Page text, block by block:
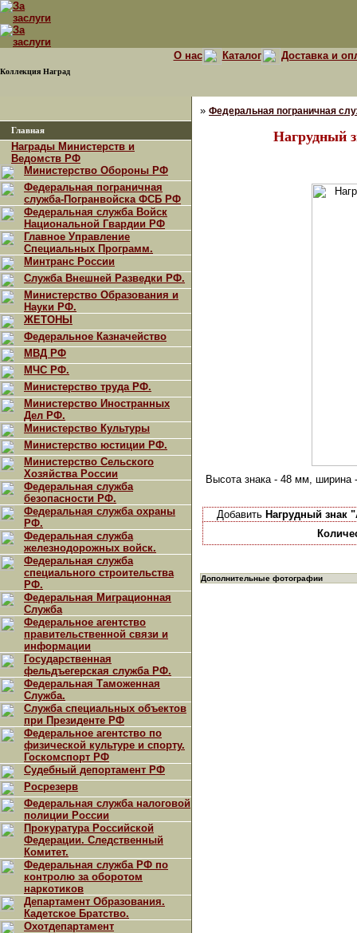
Коллекция Наград
О нас Каталог Доставка и
Главная
Награды Министерств и
Ведомств РФ
Министерство Обороны РФ
Федеральная пограничная
служба-Погранвойска ФСБ РФ
Федеральная служба Войск
Национальной Гвардии РФ
Главное Управление
Специальных Программ.
Минтранс России
Служба Внешней Разведки РФ.
Министерство Образования и
Науки РФ.
ЖЕТОНЫ
Федеральное Казначейство
МВД РФ
МЧС РФ.
Министерство труда РФ.
Министерство Иностранных
Дел РФ.
Министерство Культуры
Министерство юстиции РФ.
Министерство Сельского
Хозяйства России
Федеральная служба
безопасности РФ.
Федеральная служба охраны
РФ.
Федеральная служба
железнодорожных войск.
Федеральная служба
специального строительства
РФ.
Федеральная Миграционная
Служба
Федеральное агентство
правительственной связи и
информации
Государственная
фельдъегерская служба РФ.
Федеральная Таможенная
Служба.
Служба специальных объектов
при Президенте РФ
Федеральное агентство по
физической культуре и спорту.
Госкомспорт РФ
Судебный депортамент РФ
Росрезерв
Федеральная служба налоговой
полиции России
Прокуратура Российской
Федерации. Следственный
Комитет.
Федеральная служба РФ по
контролю за оборотом
наркотиков
Департамент Образования.
Кадетское Братство.
Охотдепартамент
» Федеральная пограничная
Нагрудный
Высота знака - 48 мм, ширина
Добавить Нагрудный знак
Дополнительные фотографии